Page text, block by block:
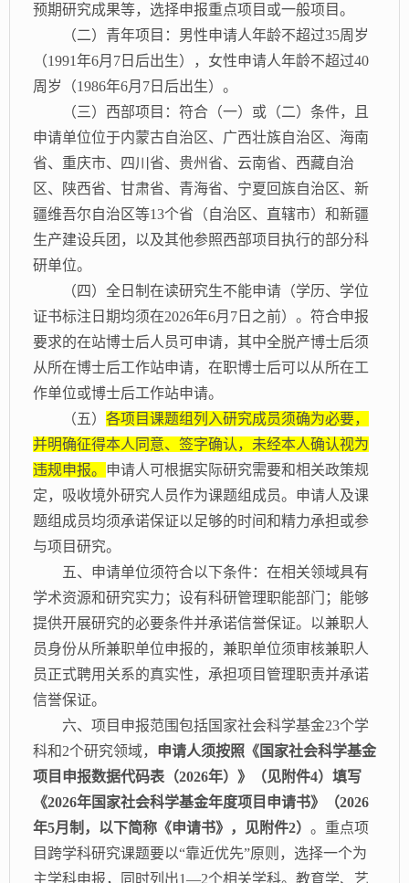
预期研究成果等，选择申报重点项目或一般项目。
（二）青年项目：男性申请人年龄不超过35周岁
（1991年6月7日后出生），女性申请人年龄不超过40
周岁（1986年6月7日后出生）。
（三）西部项目：符合（一）或（二）条件，且
申请单位位于内蒙古自治区、广西壮族自治区、海南
省、重庆市、四川省、贵州省、云南省、西藏自治
区、陕西省、甘肃省、青海省、宁夏回族自治区、新
疆维吾尔自治区等13个省（自治区、直辖市）和新疆
生产建设兵团，以及其他参照西部项目执行的部分科
研单位。
（四）全日制在读研究生不能申请（学历、学位
证书标注日期均须在2026年6月7日之前）。符合申报
要求的在站博士后人员可申请，其中全脱产博士后须
从所在博士后工作站申请，在职博士后可以从所在工
作单位或博士后工作站申请。
（五） 各项目课题组列入研究成员须确为必要，
并明确征得本人同意、签字确认，未经本人确认视为
违规申报。 申请人可根据实际研究需要和相关政策规
定，吸收境外研究人员作为课题组成员。申请人及课
题组成员均须承诺保证以足够的时间和精力承担或参
与项目研究。
五、申请单位须符合以下条件：在相关领域具有
学术资源和研究实力；设有科研管理职能部门；能够
提供开展研究的必要条件并承诺信誉保证。以兼职人
员身份从所兼职单位申报的，兼职单位须审核兼职人
员正式聘用关系的真实性，承担项目管理职责并承诺
信誉保证。
六、项目申报范围包括国家社会科学基金23个学
科和2个研究领域， 申请人须按照《国家社会科学基金
项目申报数据代码表（2026年）》（见附件4）填写
《2026年国家社会科学基金年度项目申请书》（2026
年5月制，以下简称《申请书》，见附件2） 。重点项
目跨学科研究课题要以“靠近优先”原则，选择一个为
主学科申报，同时列出1—2个相关学科。教育学、艺